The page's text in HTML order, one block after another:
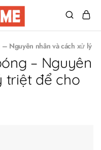
– Nguyên nhân và cách xử lý
– Nguyên
triệt để cho